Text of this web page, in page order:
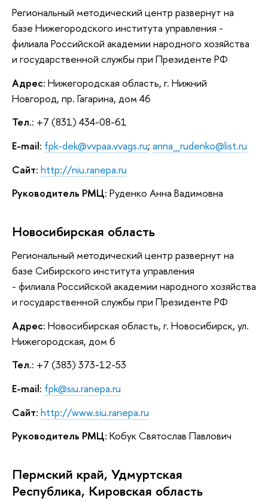
Региональный методический центр развернут на
базе Нижегородского института управления -
филиала Российской академии народного хозяйства
и государственной службы при Президенте РФ
Адрес: Нижегородская область, г. Нижний
Новгород, пр. Гагарина, дом 46
Тел.: +7 (831) 434-08-61
E-mail: fpk-dek@vvpaa.vvags.ru; anna_rudenko@list.ru
Сайт: http://niu.ranepa.ru
Руководитель РМЦ: Руденко Анна Вадимовна
Новосибирская область
Региональный методический центр развернут на
базе Сибирского института управления
- филиала Российской академии народного хозяйства
и государственной службы при Президенте РФ
Адрес: Новосибирская область, г. Новосибирск, ул.
Нижегородская, дом 6
Тел.: +7 (383) 373-12-53
E-mail: fpk@siu.ranepa.ru
Сайт: http://www.siu.ranepa.ru
Руководитель РМЦ: Кобук Святослав Павлович
Пермский край, Удмуртская
Республика, Кировская область